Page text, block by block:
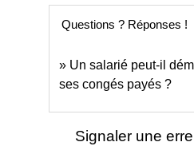
Questions ? Réponses !
Un salarié peut-il
ses congés payés ?
Signaler une